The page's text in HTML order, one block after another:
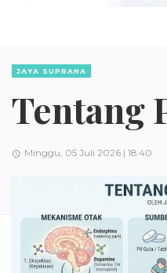
JAYA SUPRANA
Tentang
Minggu, 05 Juli 2026 | 18:40